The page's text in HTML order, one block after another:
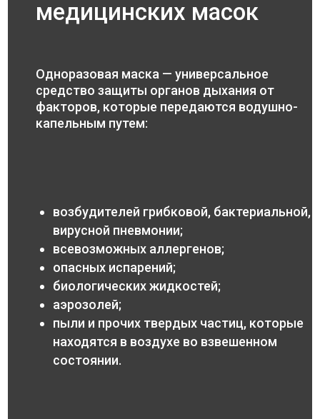
медицинских масок
Одноразовая маска — универсальное
средство защиты органов дыхания от
факторов, которые передаются водушно-
капельным путем:
возбудителей грибковой, бактериальной,
вирусной пневмонии;
всевозможных аллергенов;
опасных испарений;
биологических жидкостей;
аэрозолей;
пыли и прочих твердых частиц, которые
находятся в воздухе во взвешенном
состоянии.